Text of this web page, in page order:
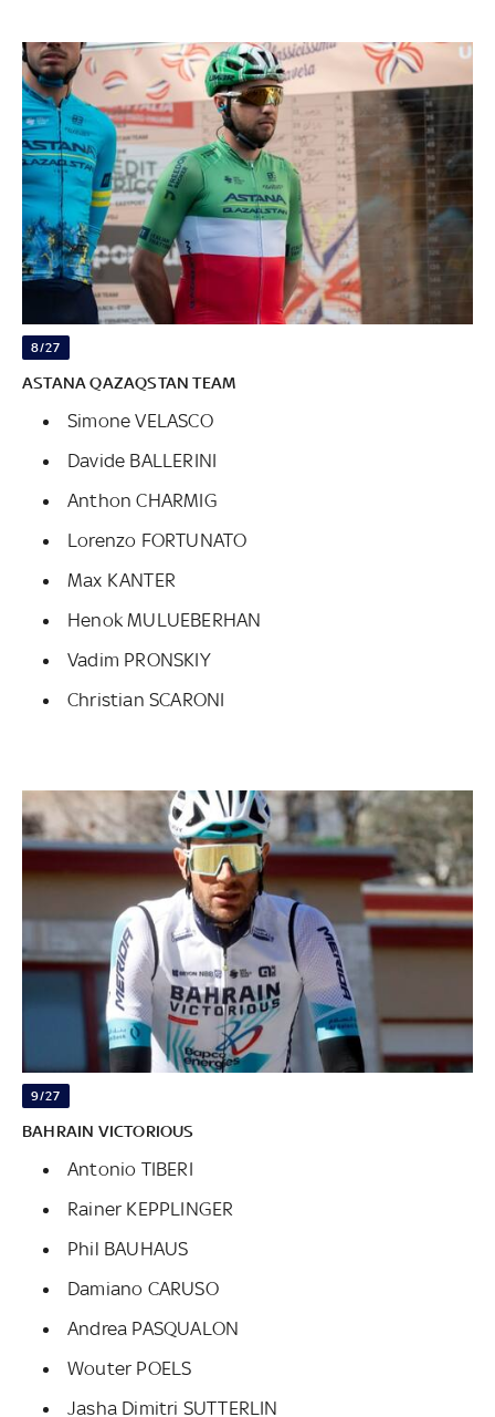
8/27
ASTANA QAZAQSTAN TEAM
Simone VELASCO
Davide BALLERINI
Anthon CHARMIG
Lorenzo FORTUNATO
Max KANTER
Henok MULUEBERHAN
Vadim PRONSKIY
Christian SCARONI
9/27
BAHRAIN VICTORIOUS
Antonio TIBERI
Rainer KEPPLINGER
Phil BAUHAUS
Damiano CARUSO
Andrea PASQUALON
Wouter POELS
Jasha Dimitri SUTTERLIN